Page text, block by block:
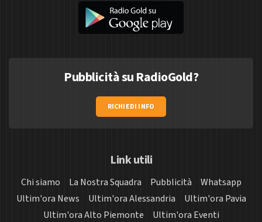
Pubblicità su RadioGold?
RICHIEDI INFO
Link utili
Chi siamo La Nostra Squadra Pubblicità
Whatsapp
Ultim'ora News
Ultim'ora Alessandria
Ultim'ora Pavia
Ultim'ora Alto Piemonte
Ultim'ora Eventi